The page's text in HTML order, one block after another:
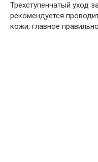
Трехступенчатый уход
рекомендуется
кожи, главное